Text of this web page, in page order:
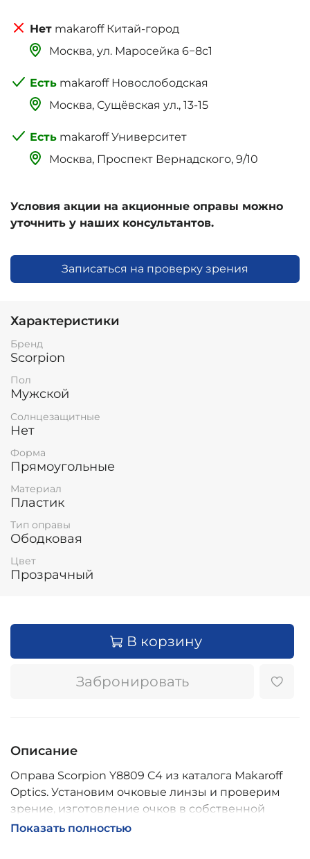
makaroff Китай-город
Москва, ‌‌‌‌ул. Маросейка 6−8с1
makaroff Новослободская
Москва, Сущёвская ул., 13-15
makaroff Университет
Москва, Проспект Вернадского, 9/10
Условия акции на акционные оправы можно
уточнить у наших консультантов.
Записаться на проверку зрения
Характеристики
Бренд
Scorpion
Пол
Мужской
Солнцезащитные
Нет
Форма
Прямоугольные
Материал
Пластик
Тип оправы
Ободковая
Цвет
Прозрачный
В корзину
Забронировать
Описание
Оправа Scorpion Y8809 C4 из каталога Makaroff
Optics. Установим очковые линзы и проверим
зрение, изготовление очков в собственной
мастерской, обычно 2–5 дней, индивидуальные
Показать полностью